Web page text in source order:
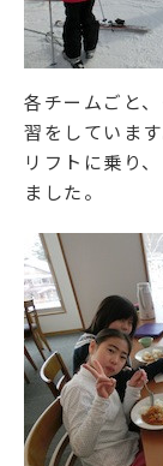
各チームごと
習をしていま
リフトに乗り
ました。